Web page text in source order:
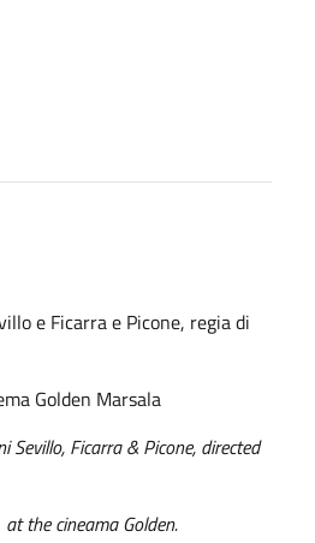
e Ficarra e Picone, regia di
Golden Marsala
Sevillo, Ficarra & Picone, directed
the cineama Golden.